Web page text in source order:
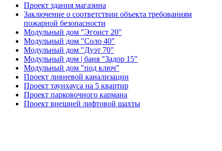
Проект здания магазина
Заключение о соответствии объекта требованиям
пожарной безопасности
Модульный дом "Эгоист 20"
Модульный дом "Соло 40"
Модульный дом "Дуэт 70"
Модульный дом | баня "Задор 15"
Модульный дом "под ключ"
Проект ливневой канализации
Проект таунхауса на 5 квартир
Проект парковочного кармана
Проект внешней лифтовой шахты